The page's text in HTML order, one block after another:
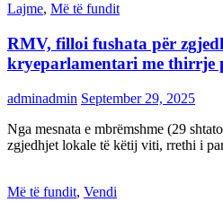
Lajme, Më të fundit
RMV, filloi fushata për
kryeparlamentari me thirrje
adminadmin September 29, 2025
Nga mesnata e mbrëmshme (29
zgjedhjet lokale të këtij viti, rrethi i
Më të fundit, Vendi